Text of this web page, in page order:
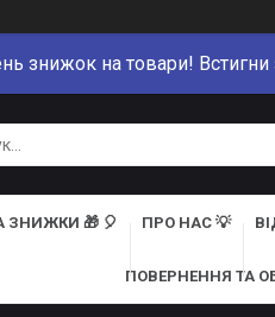
знижок на товари!
ЗНИЖКИ 🎁 🎈 ПРО НАС 💡
ПОВЕРНЕННЯ ТА